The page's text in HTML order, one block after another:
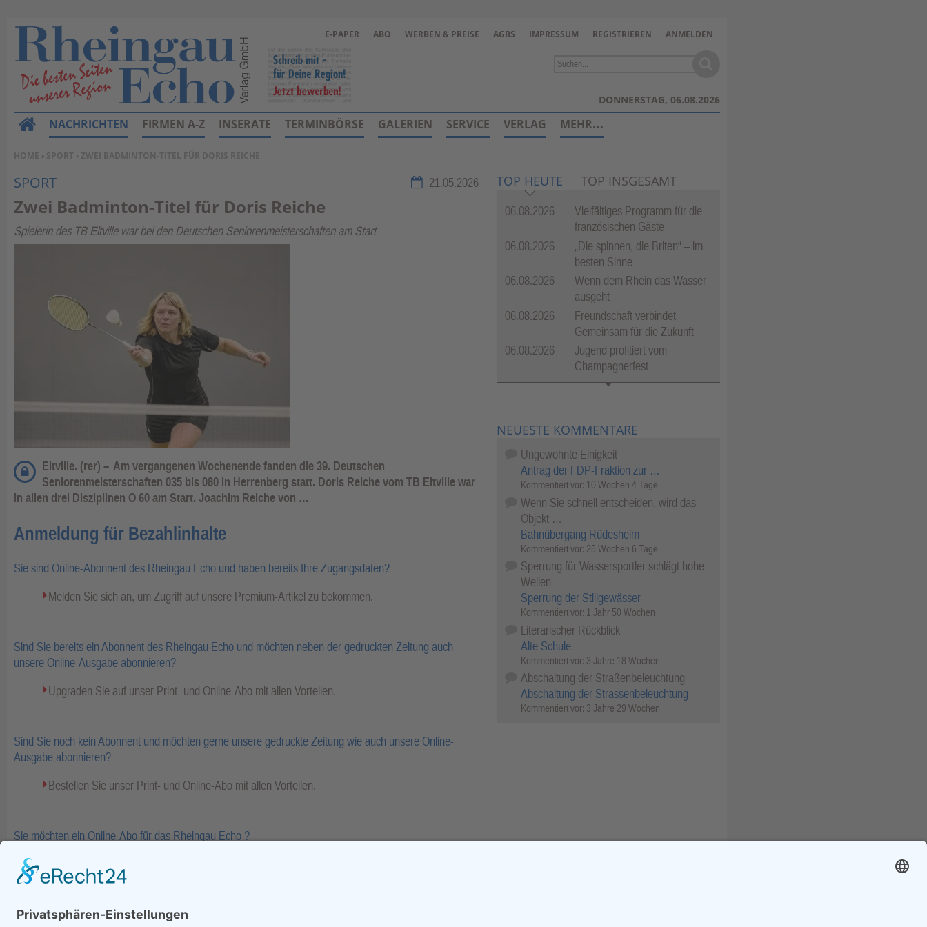
DONNERSTAG, 06.08.2026
E-PAPER ABO WERBEN & PREISE AGBS IMPRESSUM REGISTRIEREN ANMELDEN
SIE BEFINDEN SICH HIER:
HOME › SPORT › ZWEI BADMINTON-TITEL FÜR DORIS REICHE
SPORT 21.05.2026
Zwei Badminton-Titel für Doris Reiche
Spielerin des TB Eltville war bei den Deutschen Seniorenmeisterschaften am Start
Eltville. (rer) – Am vergangenen Wochenende fanden die 39. Deutschen
Seniorenmeisterschaften 035 bis 080 in Herrenberg statt. Doris Reiche vom TB Eltville war
in allen drei Disziplinen O 60 am Start. Joachim Reiche von …
Anmeldung für Bezahlinhalte
Sie sind Online-Abonnent des Rheingau Echo und haben bereits Ihre Zugangsdaten?
Melden Sie sich an, um Zugriff auf unsere Premium-Artikel zu bekommen.
Sind Sie bereits ein Abonnent des Rheingau Echo und möchten neben der gedruckten Zeitung auch
unsere Online-Ausgabe abonnieren?
Upgraden Sie auf unser Print- und Online-Abo mit allen Vorteilen.
Sind Sie noch kein Abonnent und möchten gerne unsere gedruckte Zeitung wie auch unsere Online-
Ausgabe abonnieren?
Bestellen Sie unser Print- und Online-Abo mit allen Vorteilen.
Sie möchten ein Online-Abo für das Rheingau Echo ?
TOP HEUTE TOP INSGESAMT
06.08.2026
Vielfältiges Programm für die
französischen Gäste
06.08.2026
„Die spinnen, die Briten“ – im
besten Sinne
06.08.2026
Wenn dem Rhein das Wasser
ausgeht
06.08.2026
Freundschaft verbindet –
Gemeinsam für die Zukunft
06.08.2026
Jugend profitiert vom
Champagnerfest
NEUESTE KOMMENTARE
Ungewohnte Einigkeit
Antrag der FDP-Fraktion zur …
Kommentiert vor: 10 Wochen 4 Tage
Wenn Sie schnell entscheiden, wird das
Objekt …
Bahnübergang Rüdesheim
Kommentiert vor: 25 Wochen 6 Tage
Sperrung für Wassersportler schlägt hohe
Wellen
Sperrung der Stillgewässer
Kommentiert vor: 1 Jahr 50 Wochen
Literarischer Rückblick
Alte Schule
Kommentiert vor: 3 Jahre 18 Wochen
Abschaltung der Straßenbeleuchtung
Abschaltung der Strassenbeleuchtung
Kommentiert vor: 3 Jahre 29 Wochen
H
o
m
e
NACHRICHTEN FIRMEN A-Z INSERATE TERMINBÖRSE GALERIEN SERVICE VERLAG MEHR…